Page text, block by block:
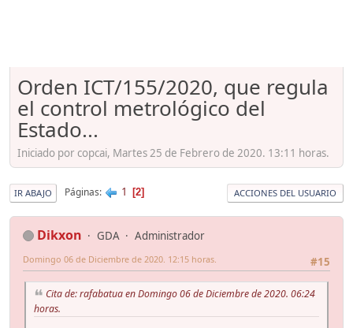
Orden ICT/155/2020, que regula
el control metrológico del
Estado...
Iniciado por copcai, Martes 25 de Febrero de 2020. 13:11 horas.
IR ABAJO Páginas 1 2 ACCIONES DEL USUARIO
Dikxon GDA
Administrador
#15
Domingo 06 de Diciembre de 2020. 12:15 horas.
Cita de: rafabatua en Domingo 06 de Diciembre de 2020. 06:24
horas.